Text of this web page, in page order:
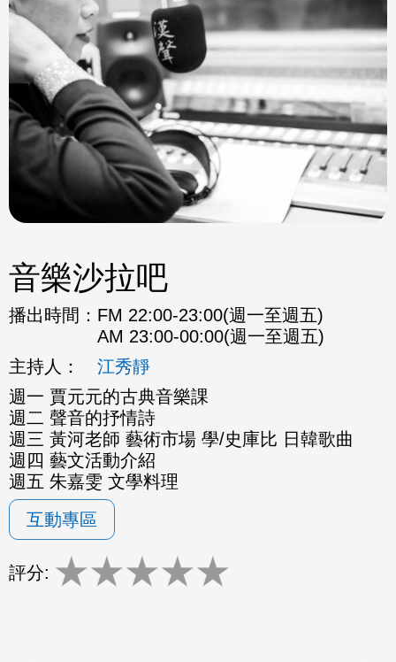
音樂沙拉吧
播出時間： FM 22:00-23:00(週一至週五)
AM 23:00-00:00(週一至週五)
主持人：
江秀靜
週一 賈元元的古典音樂課
週二 聲音的抒情詩
週三 黃河老師 藝術市場 學/史庫比 日韓歌曲
週四 藝文活動介紹
週五 朱嘉雯 文學料理
互動專區
評分: ★★★★★